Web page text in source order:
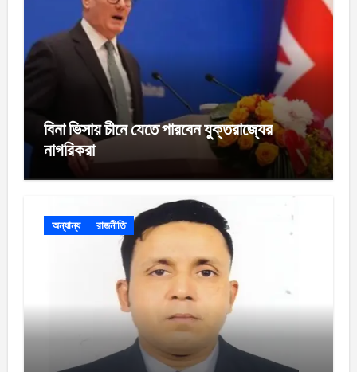
বিনা ভিসায় চীনে যেতে পারবেন যুক্তরাজ্যের
নাগরিকরা
অন্যান্য রাজনীতি